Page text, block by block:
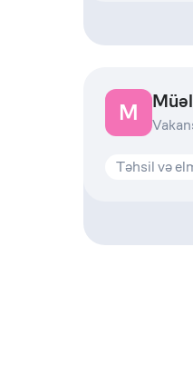
M
Təhsil və